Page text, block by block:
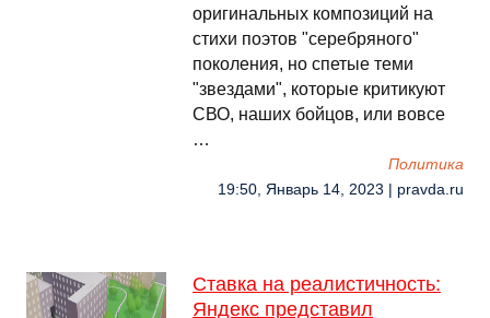
оригинальных композиций на
стихи поэтов "серебряного"
поколения, но спетые теми
"звездами", которые критикуют
СВО, наших бойцов, или вовсе
…
Политика
19:50, Январь 14, 2023 | pravda.ru
Ставка на реалистичность:
Яндекс представил